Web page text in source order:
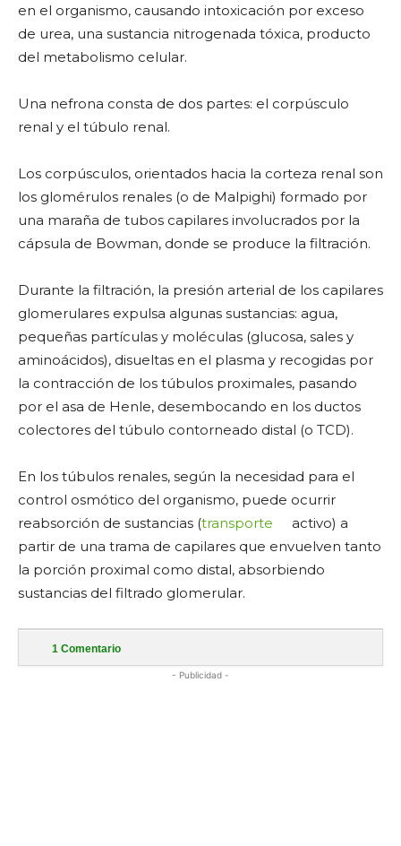
en el organismo, causando intoxicación por exceso
de urea, una sustancia nitrogenada tóxica, producto
del metabolismo celular.
Una nefrona consta de dos partes: el corpúsculo
renal y el túbulo renal.
Los corpúsculos, orientados hacia la corteza renal son
los glomérulos renales (o de Malpighi) formado por
una maraña de tubos capilares involucrados por la
cápsula de Bowman, donde se produce la filtración.
Durante la filtración, la presión arterial de los capilares
glomerulares expulsa algunas sustancias: agua,
pequeñas partículas y moléculas (glucosa, sales y
aminoácidos), disueltas en el plasma y recogidas por
la contracción de los túbulos proximales, pasando
por el asa de Henle, desembocando en los ductos
colectores del túbulo contorneado distal (o TCD).
En los túbulos renales, según la necesidad para el
control osmótico del organismo, puede ocurrir
reabsorción de sustancias (transporte
activo) a
partir de una trama de capilares que envuelven tanto
la porción proximal como distal, absorbiendo
sustancias del filtrado glomerular.
1 Comentario
- Publicidad -